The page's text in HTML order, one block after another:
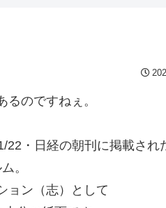
のですねぇ。
・日経の朝刊に掲載され
。
ョン（志）として